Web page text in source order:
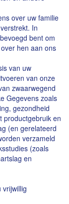
over uw familie
In
bent om
hen aan ons
van uw
van onze
zwaarwegend
Gegevens zoals
gezondheid
productgebruik en
(en gerelateerd
verzameld
(zoals
en
vrijwillig